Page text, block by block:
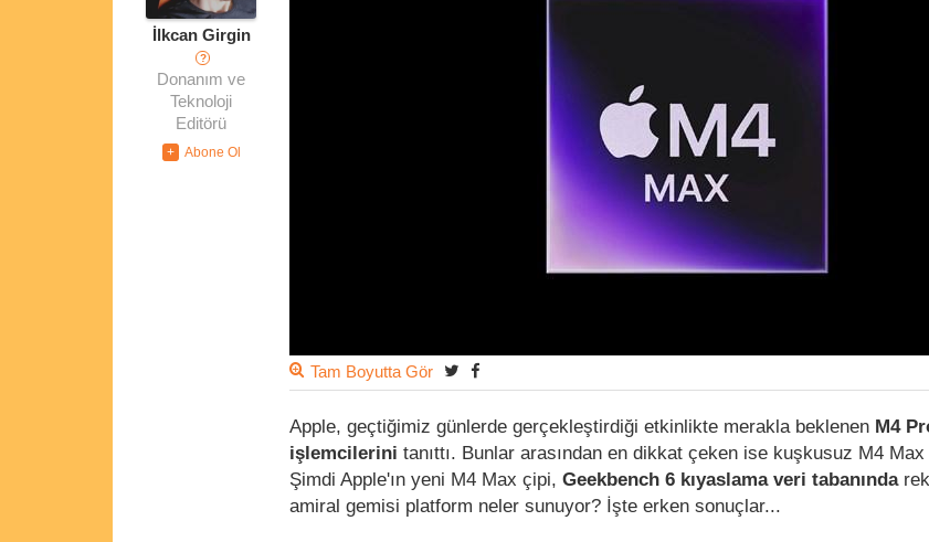
İlkcan Girgin
?
Donanım ve
Teknoloji
Editörü
Tam Boyutta Gör
Apple, geçtiğimiz günlerde gerçekleştirdiği etkinlikte merakla beklenen M4
işlemcilerini tanıttı. Bunlar arasından en dikkat çeken ise kuşkusuz M4
Şimdi Apple'ın yeni M4 Max çipi, Geekbench 6 kıyaslama veri tabanında
amiral gemisi platform neler sunuyor? İşte erken sonuçlar...